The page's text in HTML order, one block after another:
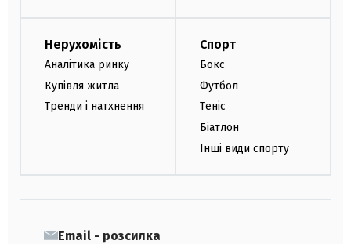
Нерухомість
Аналітика ринку
Купівля житла
Тренди і натхнення
Спорт
Бокс
Футбол
Теніс
Біатлон
Інші види спорту
Email - розсилка